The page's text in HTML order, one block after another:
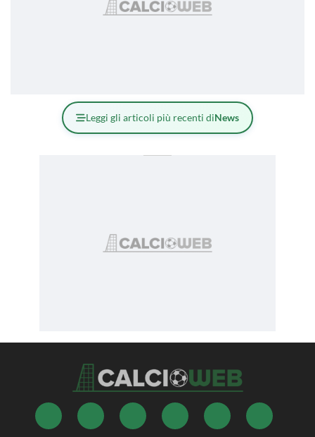
Leggi gli articoli più recenti diNews